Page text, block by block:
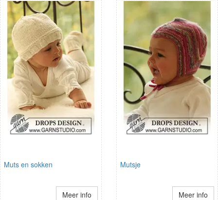
Muts en sokken
Meer info
Mutsje
Meer info